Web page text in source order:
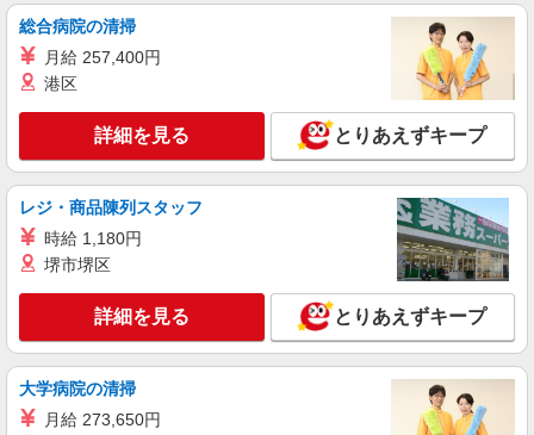
詳細を見る
契約社員
株式会社魚国総本社
介護老人保健施設内での調理師さん
時給1400円〜
（介護老人保健施設 洛西けいゆうの里）京都
府京都市西京区大枝東長町1-36
キープ 詳細を見る
株式会社魚国総本社
調理補助
京都府京都市西京区大枝北沓掛町（福祉施設）
総合病院の清掃
月給 257,400円
港区
詳細を見る とりあえずキープ
レジ・商品陳列スタッフ
時給 1,180円
堺市堺区
詳細を見る とりあえずキープ
大学病院の清掃
月給 273,650円